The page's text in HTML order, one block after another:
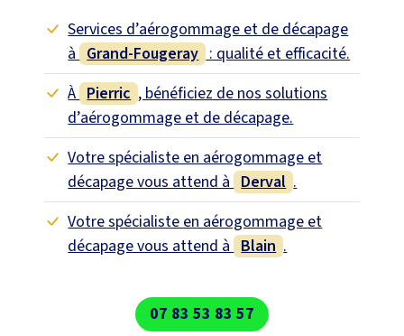
Services d’aérogommage et de décapage
à Grand-Fougeray : qualité et efficacité.
À Pierric , bénéficiez de nos solutions
d’aérogommage et de décapage.
Votre spécialiste en aérogommage et
décapage vous attend à Derval .
Votre spécialiste en aérogommage et
décapage vous attend à Blain .
07 83 53 83 57